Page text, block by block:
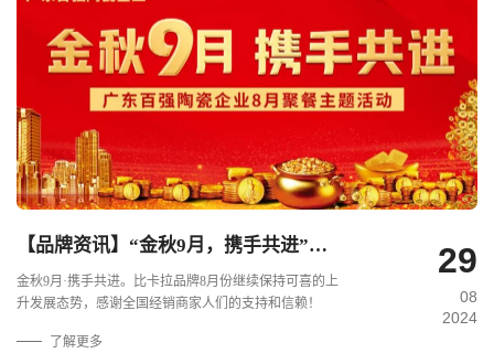
【品牌资讯】“金秋9月，携手共进”——比卡拉瓷砖·岩板8月份月度工作会议及月度聚餐圆满举行！.
金秋9月·携手共进。比卡拉品牌8月份继续保持可喜的上
升发展态势，感谢全国经销商家人们的支持和信赖！
了解更多
29
08
2024